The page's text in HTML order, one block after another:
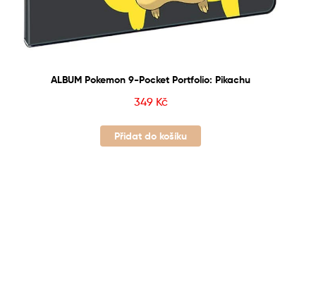
ALBUM Pokemon 9-Pocket Portfolio: Pikachu
349 Kč
Přidat do košíku